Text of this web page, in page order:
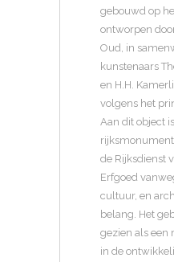
gebouwd op
ontworpen
Oud, in
kunstenaars
en H.H.
volgens het
Aan dit object
de Rijksdienst
Erfgoed
cultuur, en
belang. Het
gezien als een
in de